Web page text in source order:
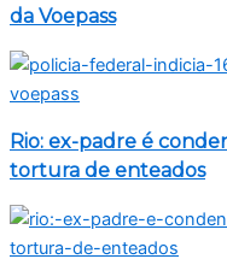
da Voepass
Rio: ex-padre é
tortura de enteados